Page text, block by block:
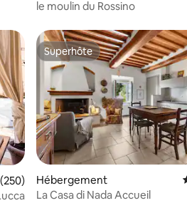
le moulin du Rossino
moyenne sur la base de 250
Superhôte
Superhôte
Hébergement
La Casa di Nada Accueil